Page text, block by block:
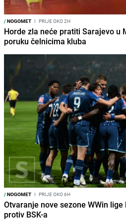
/NOGOMET I PRIJE OKO 2H
Horde zla neće pratiti Sarajevo u
poruku čelnicima kluba
/NOGOMET I PRIJE OKO 6H
Otvaranje nove sezone WWin
protiv BSK-a